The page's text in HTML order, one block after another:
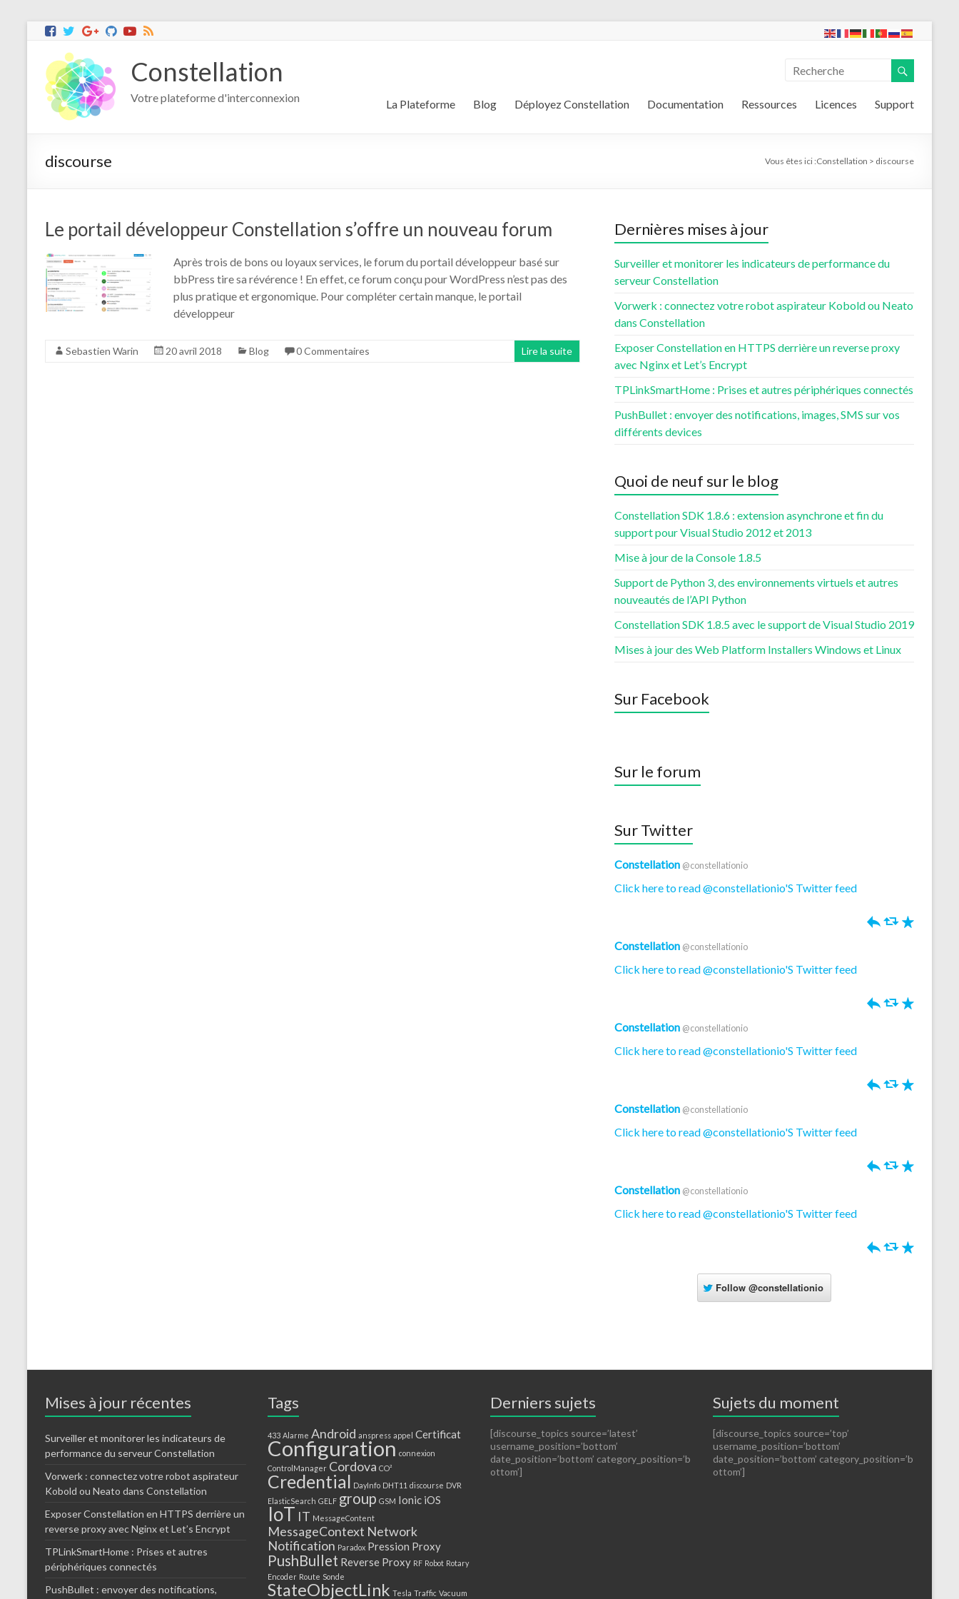
Constellation
Votre plateforme d'interconnexion La Plateforme Blog Déployez Constellation Documentation Ressources Licences Support
discourse Vous êtes ici :Constellation > discourse
Le portail développeur Constellation s’offre un nouveau forum
Après trois de bons ou loyaux services, le forum du portail développeur basé sur
bbPress tire sa révérence ! En effet, ce forum conçu pour WordPress n’est pas des
plus pratique et ergonomique. Pour compléter certain manque, le portail
développeur
Sebastien Warin 20 avril 2018 Blog 0 Commentaires Lire la suite
Dernières mises à jour
Surveiller et monitorer les indicateurs de performance du
serveur Constellation
Vorwerk : connectez votre robot aspirateur Kobold ou Neato
dans Constellation
Exposer Constellation en HTTPS derrière un reverse proxy
avec Nginx et Let’s Encrypt
TPLinkSmartHome : Prises et autres périphériques connectés
PushBullet : envoyer des notifications, images, SMS sur vos
différents devices
Quoi de neuf sur le blog
Constellation SDK 1.8.6 : extension asynchrone et fin du
support pour Visual Studio 2012 et 2013
Mise à jour de la Console 1.8.5
Support de Python 3, des environnements virtuels et autres
nouveautés de l’API Python
Constellation SDK 1.8.5 avec le support de Visual Studio 2019
Mises à jour des Web Platform Installers Windows et Linux
Sur Facebook
Sur le forum
Sur Twitter
Constellation @constellationio
Click here to read @constellationio'S Twitter feed
h J R
Constellation @constellationio
Click here to read @constellationio'S Twitter feed
h J R
Constellation @constellationio
Click here to read @constellationio'S Twitter feed
h J R
Constellation @constellationio
Click here to read @constellationio'S Twitter feed
h J R
Constellation @constellationio
Click here to read @constellationio'S Twitter feed
h J R
Follow @constellationio
Mises à jour récentes
Surveiller et monitorer les indicateurs de
performance du serveur Constellation
Vorwerk : connectez votre robot aspirateur
Kobold ou Neato dans Constellation
Exposer Constellation en HTTPS derrière un
reverse proxy avec Nginx et Let’s Encrypt
TPLinkSmartHome : Prises et autres
périphériques connectés
PushBullet : envoyer des notifications,
Tags
433 Alarme Android anspress appel Certificat
Configuration connexion
ControlManager Cordova CO²
Credential DayInfo DHT11 discourse DVR
ElasticSearch GELF group GSM Ionic iOS
IoT IT MessageContent
MessageContext Network
Notification Paradox Pression Proxy
PushBullet Reverse Proxy RF Robot Rotary
Encoder Route Sonde
StateObjectLink Tesla Traffic Vacuum
Derniers sujets
[discourse_topics source=’latest’
username_position=’bottom’
date_position=’bottom’ category_position=’b
ottom’]
Sujets du moment
[discourse_topics source=’top’
username_position=’bottom’
date_position=’bottom’ category_position=’b
ottom’]